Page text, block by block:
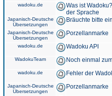
wadoku.de
Was ist
der Sprache
Japanisch-Deutsche
Übersetzungen
Bräuchte bitte
Japanisch-Deutsche
Übersetzungen
Porzellanmarke
wadoku.de Wadoku API
WadokuTeam Noch einmal
wadoku.de Fehler der
Japanisch-Deutsche
Übersetzungen
Porzellanmarke